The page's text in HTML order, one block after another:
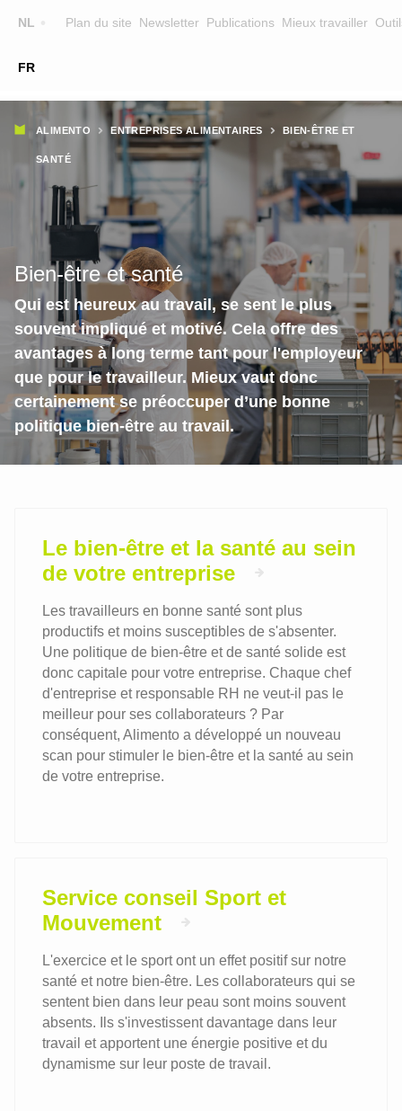
NL
FR
Plan du site Newsletter Publications Mieux travailler
Main
navigation
SUR ALIMENTO
EQUIPE
CONTACT
CHERCHER UNE FORMATION
Fil
d'Ariane
ALIMENTO ENTREPRISES ALIMENTAIRES BIEN-ÊTRE ET
SANTÉ
Bien-être et santé
Qui est heureux au travail, se sent le plus
souvent impliqué et motivé. Cela offre des
avantages à long terme tant pour l'employeur
que pour le travailleur. Mieux vaut donc
certainement se préoccuper d’une bonne
politique bien-être au travail.
Le bien-être et la santé au sein
de votre entreprise
Les travailleurs en bonne santé sont plus
productifs et moins susceptibles de s'absenter.
Une politique de bien-être et de santé solide est
donc capitale pour votre entreprise. Chaque chef
d'entreprise et responsable RH ne veut-il pas le
meilleur pour ses collaborateurs ? Par
conséquent, Alimento a développé un nouveau
scan pour stimuler le bien-être et la santé au sein
de votre entreprise.
Service conseil Sport et
Mouvement
L'exercice et le sport ont un effet positif sur notre
santé et notre bien-être. Les collaborateurs qui se
sentent bien dans leur peau sont moins souvent
absents. Ils s'investissent davantage dans leur
travail et apportent une énergie positive et du
dynamisme sur leur poste de travail.